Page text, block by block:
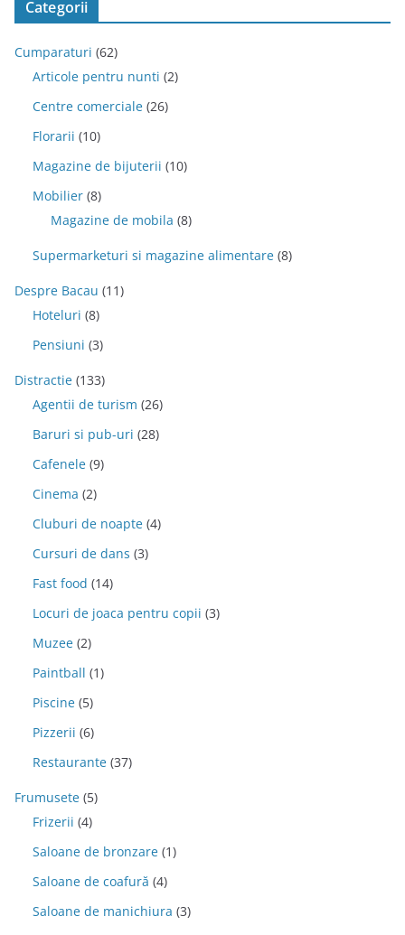
Categorii
Cumparaturi (62)
Articole pentru nunti (2)
Centre comerciale (26)
Florarii (10)
Magazine de bijuterii (10)
Mobilier (8)
Magazine de mobila (8)
Supermarketuri si magazine alimentare (8)
Despre Bacau (11)
Hoteluri (8)
Pensiuni (3)
Distractie (133)
Agentii de turism (26)
Baruri si pub-uri (28)
Cafenele (9)
Cinema (2)
Cluburi de noapte (4)
Cursuri de dans (3)
Fast food (14)
Locuri de joaca pentru copii (3)
Muzee (2)
Paintball (1)
Piscine (5)
Pizzerii (6)
Restaurante (37)
Frumusete (5)
Frizerii (4)
Saloane de bronzare (1)
Saloane de coafură (4)
Saloane de manichiura (3)